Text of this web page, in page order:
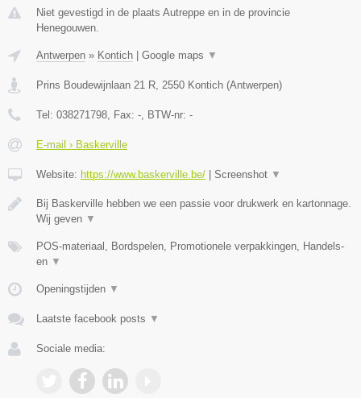
Niet gevestigd in de plaats Autreppe en in de provincie
Henegouwen.
Antwerpen » Kontich Google maps ▼
Prins Boudewijnlaan 21 R, 2550 Kontich (Antwerpen)
Tel: 038271798, Fax: -, BTW-nr: -
E-mail › Baskerville
Website: https://www.baskerville.be/ Screenshot ▼
Bij Baskerville hebben we een passie voor drukwerk en kartonnage.
Wij geven ▼
POS-materiaal, Bordspelen, Promotionele verpakkingen, Handels-
en ▼
Openingstijden ▼
Laatste facebook posts ▼
Sociale media: